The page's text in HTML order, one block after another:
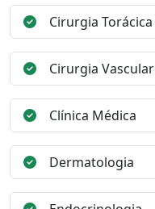
Cirurgia Torácica
Cirurgia Vascular
Clínica Médica
Dermatologia